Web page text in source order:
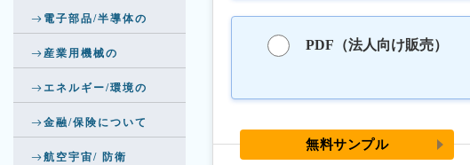
電子部品/半導体の
産業用機械の
エネルギー/環境の
金融/保険について
航空宇宙/ 防衛
PDF（法人向け販売）
無料サンプル